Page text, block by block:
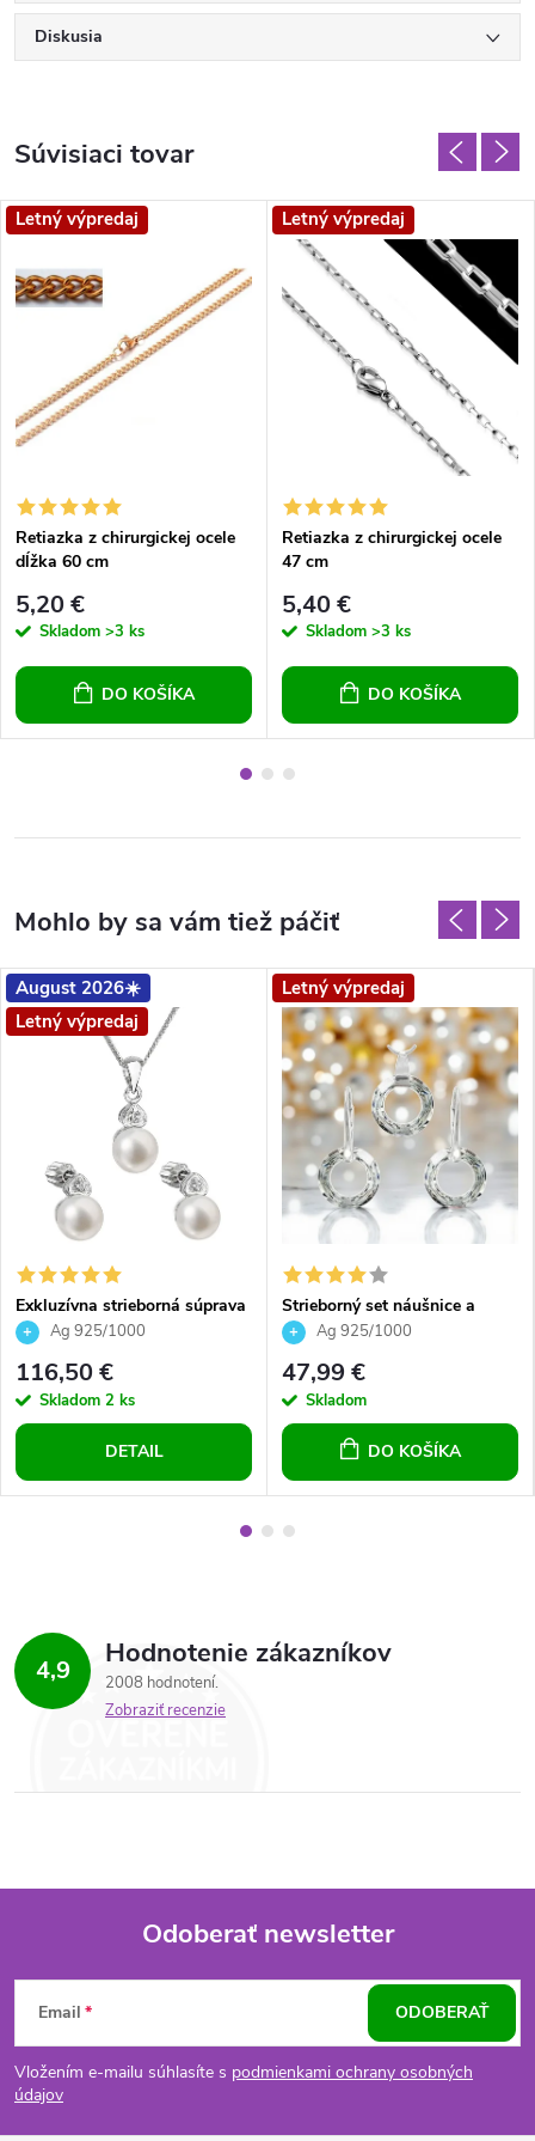
Diskusia
Súvisiaci tovar
Letný výpredaj
Retiazka z chirurgickej ocele
dĺžka 60 cm
5,20 €
Skladom >3 ks
DO KOŠÍKA
Letný výpredaj
Retiazka z chirurgickej ocele
47 cm
5,40 €
Skladom >3 ks
DO KOŠÍKA
August 2026☀️
Letný výpredaj
Exkluzívna strieborná súprava
šperkov z bielych riečnych
zapínania pre ženy
Ag 925/1000
116,50 €
Skladom 2 ks
DETAIL
Letný výpredaj
Strieborný set náušnice a
prívesok krúžky Crystal Calv
Ag 925/1000
47,99 €
Skladom
DO KOŠÍKA
4,9 Hodnotenie zákazníkov
2008 hodnotení
Zobraziť recenzie
Z
á
p
Odoberať newsletter
Email
Vložením e-mailu súhlasíte s podmienkami ochrany osobných
údajov
ODOBERAŤ